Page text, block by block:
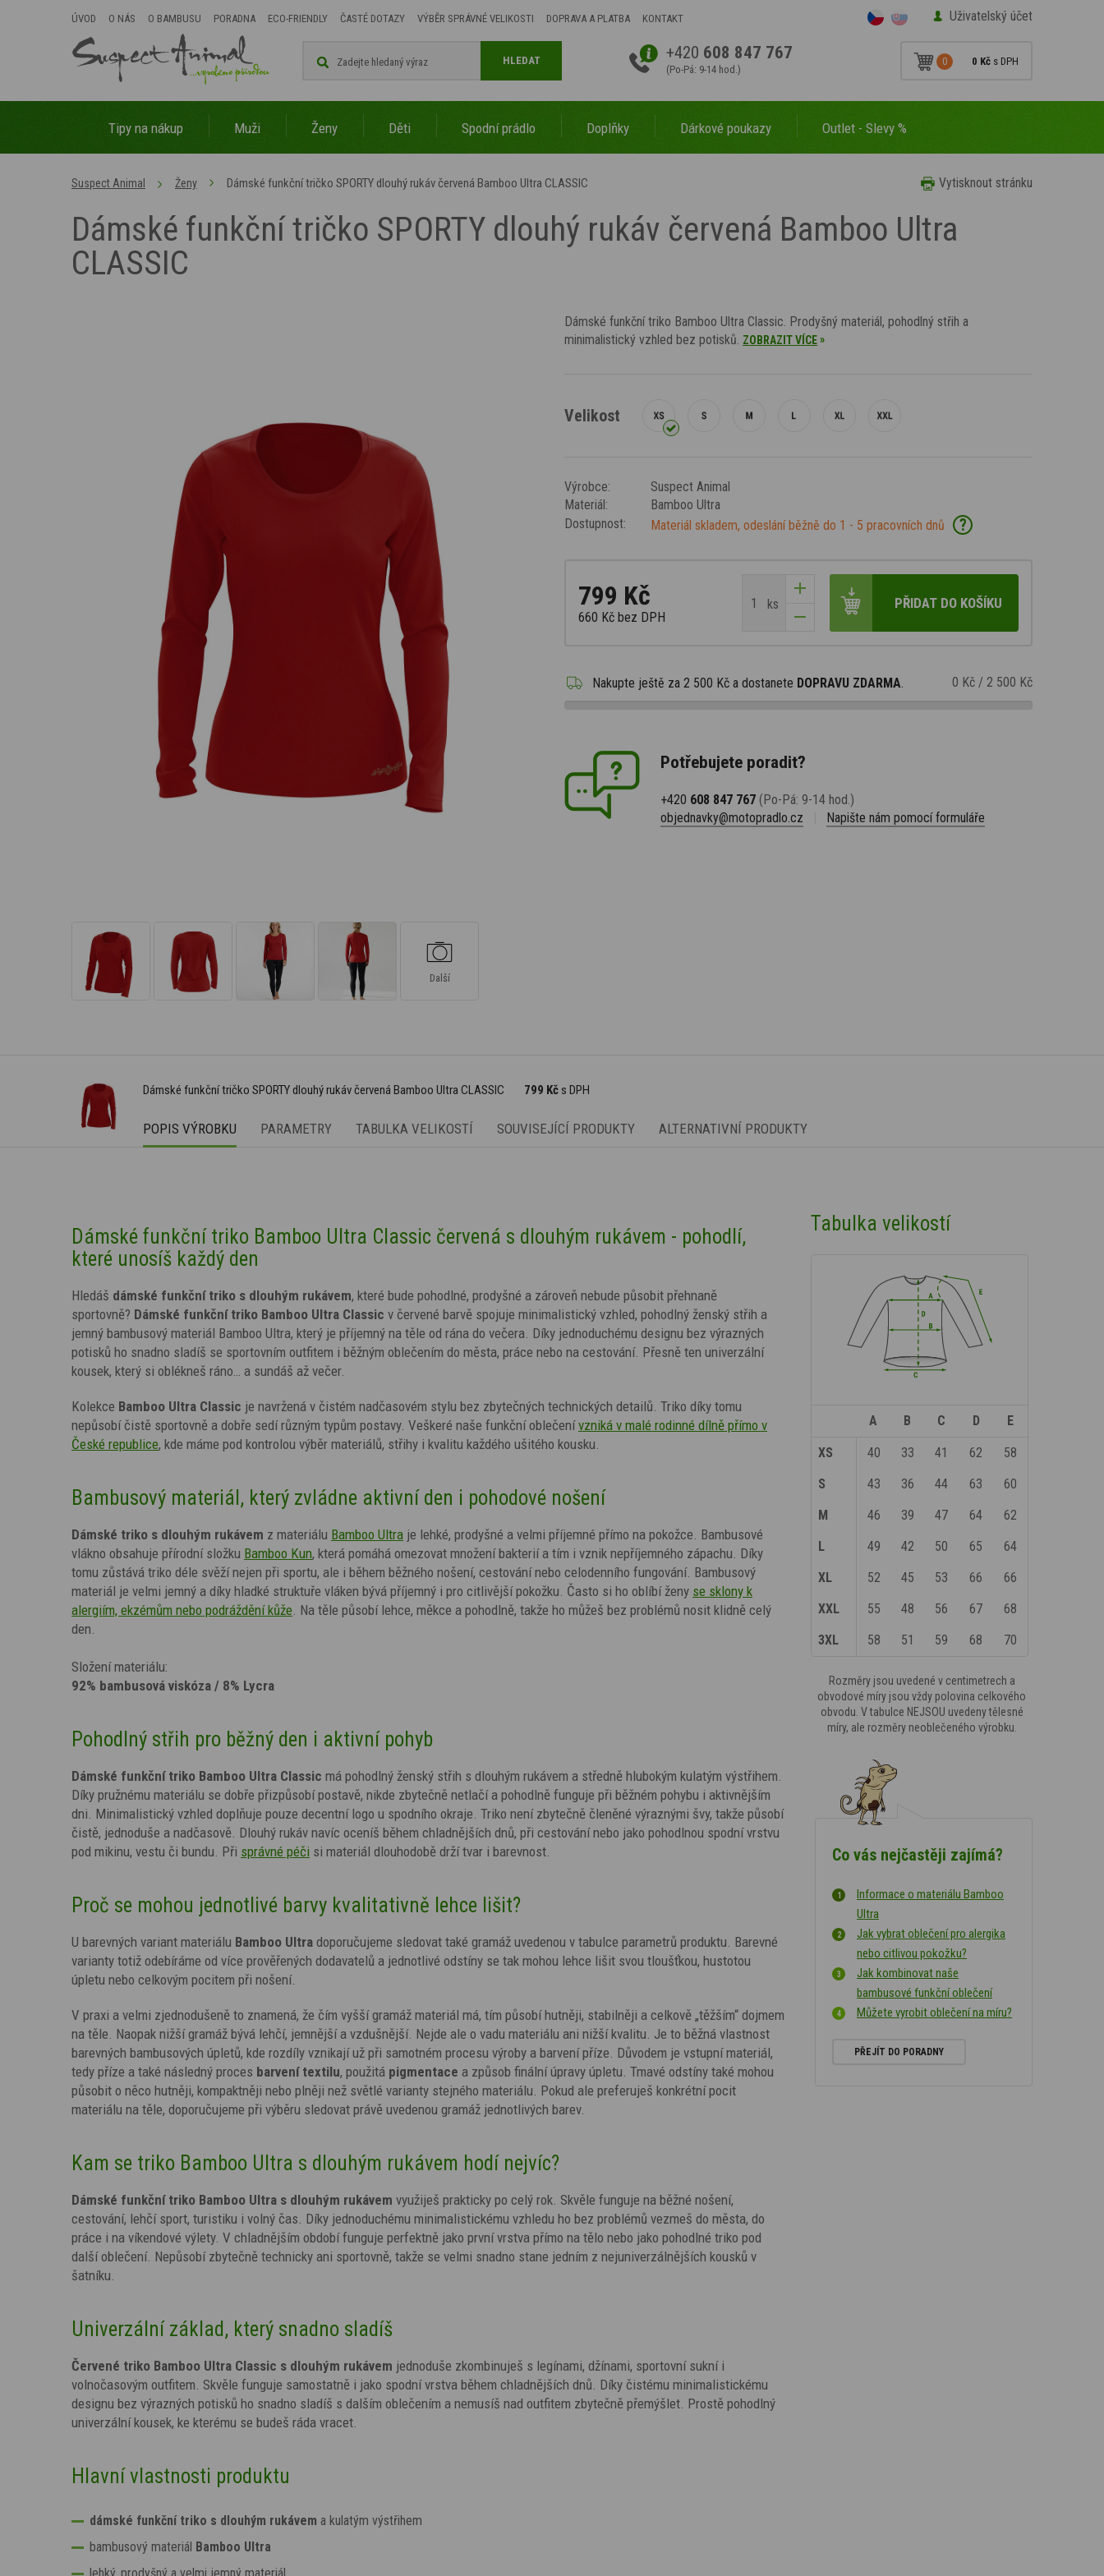
ÚVOD O NÁS O BAMBUSU PORADNA ECO-FRIENDLY ČASTÉ DOTAZY VÝBĚR SPRÁVNÉ VELIKOSTI DOPRAVA A PLATBA KONTAKT Uživatelský účet
+420 608 847 767
(Po-Pá: 9-14 hod.)
0 0 Kč s DPH
HLEDAT
Tipy na nákup Muži Ženy Děti Spodní prádlo Doplňky Dárkové poukazy Outlet - Slevy %
Vytisknout stránku
Suspect Animal Ženy Dámské funkční tričko SPORTY dlouhý rukáv červená Bamboo Ultra CLASSIC
Dámské funkční tričko SPORTY dlouhý rukáv červená Bamboo Ultra
CLASSIC
Další
Dámské funkční triko Bamboo Ultra Classic. Prodyšný materiál, pohodlný střih a
minimalistický vzhled bez potisků. ZOBRAZIT VÍCE»
Velikost
Výrobce:
Suspect Animal
Materiál:
Bamboo Ultra
Dostupnost:
Materiál skladem, odeslání běžně do 1 - 5 pracovních dnů ?
799 Kč
660 Kč bez DPH
ks PŘIDAT DO KOŠÍKU
Nakupte ještě za 2 500 Kč a dostanete DOPRAVU ZDARMA. 0 Kč / 2 500 Kč
Potřebujete poradit?
+420 608 847 767 (Po-Pá: 9-14 hod.)
objednavky@motopradlo.cz
Napište nám pomocí formuláře
Dámské funkční tričko SPORTY dlouhý rukáv červená Bamboo Ultra CLASSIC 799 Kčs DPH
POPIS VÝROBKU PARAMETRY TABULKA VELIKOSTÍ SOUVISEJÍCÍ PRODUKTY ALTERNATIVNÍ PRODUKTY
Dámské funkční triko Bamboo Ultra Classic červená s dlouhým rukávem - pohodlí,
které unosíš každý den
Hledáš dámské funkční triko s dlouhým rukávem, které bude pohodlné, prodyšné a zároveň nebude působit přehnaně
sportovně? Dámské funkční triko Bamboo Ultra Classic v červené barvě spojuje minimalistický vzhled, pohodlný ženský střih a
jemný bambusový materiál Bamboo Ultra, který je příjemný na těle od rána do večera. Díky jednoduchému designu bez výrazných
potisků ho snadno sladíš se sportovním outfitem i běžným oblečením do města, práce nebo na cestování. Přesně ten univerzální
kousek, který si oblékneš ráno… a sundáš až večer.
Kolekce Bamboo Ultra Classic je navržená v čistém nadčasovém stylu bez zbytečných technických detailů. Triko díky tomu
nepůsobí čistě sportovně a dobře sedí různým typům postavy. Veškeré naše funkční oblečení vzniká v malé rodinné dílně přímo v
České republice, kde máme pod kontrolou výběr materiálů, střihy i kvalitu každého ušitého kousku.
Bambusový materiál, který zvládne aktivní den i pohodové nošení
Dámské triko s dlouhým rukávem z materiálu Bamboo Ultra je lehké, prodyšné a velmi příjemné přímo na pokožce. Bambusové
vlákno obsahuje přírodní složku Bamboo Kun, která pomáhá omezovat množení bakterií a tím i vznik nepříjemného zápachu. Díky
tomu zůstává triko déle svěží nejen při sportu, ale i během běžného nošení, cestování nebo celodenního fungování. Bambusový
materiál je velmi jemný a díky hladké struktuře vláken bývá příjemný i pro citlivější pokožku. Často si ho oblíbí ženy se sklony k
alergiím, ekzémům nebo podráždění kůže. Na těle působí lehce, měkce a pohodlně, takže ho můžeš bez problémů nosit klidně celý
den.
Složení materiálu:
92% bambusová viskóza / 8% Lycra
Pohodlný střih pro běžný den i aktivní pohyb
Dámské funkční triko Bamboo Ultra Classic má pohodlný ženský střih s dlouhým rukávem a středně hlubokým kulatým výstřihem.
Díky pružnému materiálu se dobře přizpůsobí postavě, nikde zbytečně netlačí a pohodlně funguje při běžném pohybu i aktivnějším
dni. Minimalistický vzhled doplňuje pouze decentní logo u spodního okraje. Triko není zbytečně členěné výraznými švy, takže působí
čistě, jednoduše a nadčasově. Dlouhý rukáv navíc oceníš během chladnějších dnů, při cestování nebo jako pohodlnou spodní vrstvu
pod mikinu, vestu či bundu. Při správné péči si materiál dlouhodobě drží tvar i barevnost.
Proč se mohou jednotlivé barvy kvalitativně lehce lišit?
U barevných variant materiálu Bamboo Ultra doporučujeme sledovat také gramáž uvedenou v tabulce parametrů produktu. Barevné
varianty totiž odebíráme od více prověřených dodavatelů a jednotlivé odstíny se tak mohou lehce lišit svou tloušťkou, hustotou
úpletu nebo celkovým pocitem při nošení.
V praxi a velmi zjednodušeně to znamená, že čím vyšší gramáž materiál má, tím působí hutněji, stabilněji a celkově „těžším“ dojmem
na těle. Naopak nižší gramáž bývá lehčí, jemnější a vzdušnější. Nejde ale o vadu materiálu ani nižší kvalitu. Je to běžná vlastnost
barevných bambusových úpletů, kde rozdíly vznikají už při samotném procesu výroby a barvení příze. Důvodem je vstupní materiál,
tedy příze a také následný proces barvení textilu, použitá pigmentace a způsob finální úpravy úpletu. Tmavé odstíny také mohou
působit o něco hutněji, kompaktněji nebo plněji než světlé varianty stejného materiálu. Pokud ale preferuješ konkrétní pocit
materiálu na těle, doporučujeme při výběru sledovat právě uvedenou gramáž jednotlivých barev.
Kam se triko Bamboo Ultra s dlouhým rukávem hodí nejvíc?
Dámské funkční triko Bamboo Ultra s dlouhým rukávem využiješ prakticky po celý rok. Skvěle funguje na běžné nošení,
cestování, lehčí sport, turistiku i volný čas. Díky jednoduchému minimalistickému vzhledu ho bez problémů vezmeš do města, do
práce i na víkendové výlety. V chladnějším období funguje perfektně jako první vrstva přímo na tělo nebo jako pohodlné triko pod
další oblečení. Nepůsobí zbytečně technicky ani sportovně, takže se velmi snadno stane jedním z nejuniverzálnějších kousků v
šatníku.
Univerzální základ, který snadno sladíš
Červené triko Bamboo Ultra Classic s dlouhým rukávem jednoduše zkombinuješ s legínami, džínami, sportovní sukní i
volnočasovým outfitem. Skvěle funguje samostatně i jako spodní vrstva během chladnějších dnů. Díky čistému minimalistickému
designu bez výrazných potisků ho snadno sladíš s dalším oblečením a nemusíš nad outfitem zbytečně přemýšlet. Prostě pohodlný
univerzální kousek, ke kterému se budeš ráda vracet.
Hlavní vlastnosti produktu
dámské funkční triko s dlouhým rukávem a kulatým výstřihem
bambusový materiál Bamboo Ultra
Tabulka velikostí
A B C D E
XS 40 33 41 62
58
S
43 36 44 63
60
M
46 39 47 64
62
L
49 42 50 65
64
XL
52 45 53 66
66
XXL
55 48 56 67
68
3XL
58 51 59 68 70
Rozměry jsou uvedené v centimetrech a
obvodové míry jsou vždy polovina celkového
obvodu. V tabulce NEJSOU uvedeny tělesné
míry, ale rozměry neoblečeného výrobku.
Co vás nejčastěji zajímá?
Informace o materiálu Bamboo
Ultra
Jak vybrat oblečení pro alergika
nebo citlivou pokožku?
Jak kombinovat naše
bambusové funkční oblečení
Můžete vyrobit oblečení na míru?
PŘEJÍT DO PORADNY